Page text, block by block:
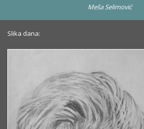
Meša Selimović
Slika dana: